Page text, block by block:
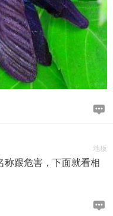
地板
称跟危害，下面就看相